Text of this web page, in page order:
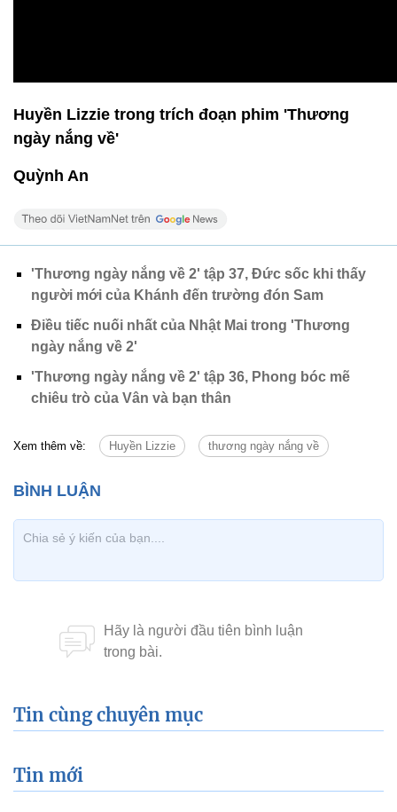
Huyền Lizzie trong trích đoạn phim 'Thương
ngày nắng về'
Quỳnh An
'Thương ngày nắng về 2' tập 37, Đức sốc khi thấy
người mới của Khánh đến trường đón Sam
Điều tiếc nuối nhất của Nhật Mai trong 'Thương
ngày nắng về 2'
'Thương ngày nắng về 2' tập 36, Phong bóc mẽ
chiêu trò của Vân và bạn thân
Xem thêm về: Huyền Lizzie thương ngày nắng về
Tin cùng chuyên mục
Tin mới